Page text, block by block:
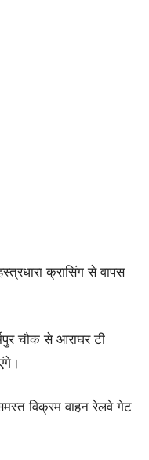
क्रासिंग से वापस
चौक से आराघर टी
विक्रम वाहन रेलवे गेट